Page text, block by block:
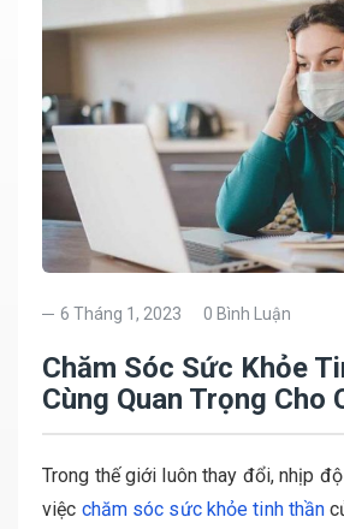
6 Tháng 1, 2023 0 Bình Luận
Chăm Sóc Sức Khỏe
Cùng Quan Trọng Cho
Trong thế giới luôn thay đổi, nhịp độ
việc chăm sóc sức khỏe tinh thần